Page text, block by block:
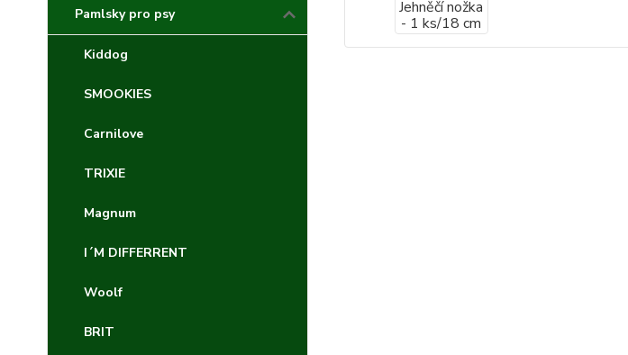
Pamlsky pro psy
Kiddog
SMOOKIES
Carnilove
TRIXIE
Magnum
I´M DIFFERRENT
Woolf
BRIT